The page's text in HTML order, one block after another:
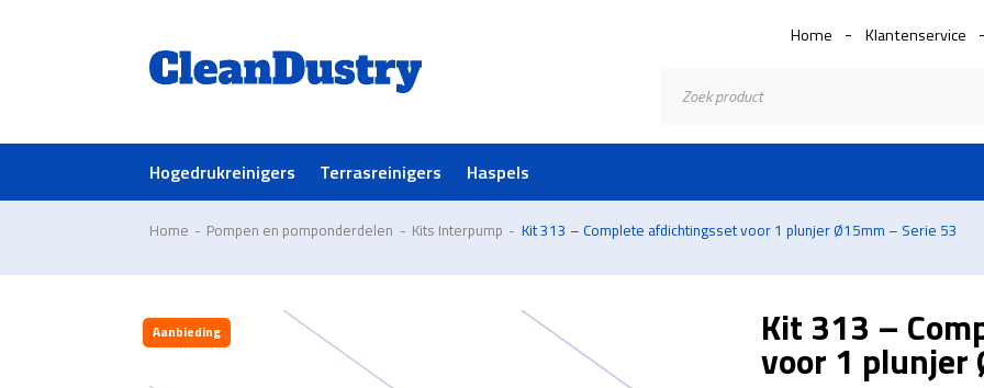
Home Klantenservice
zoeken
Hogedrukreinigers Terrasreinigers Haspels
Home - Pompen en pomponderdelen - Kits Interpump - Kit 313 – Complete afdichtingsset voor 1 plunjer Ø15mm – Serie 53
Aanbieding Kit 313 –
voor 1 plunjer